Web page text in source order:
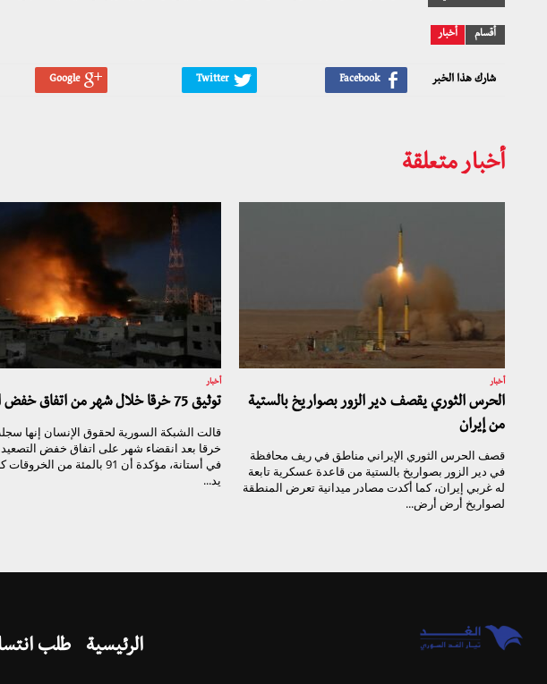
أقسام أخبار
شارك هذا الخبر
أخبار متعلقة
أخبار
الحرس الثوري يقصف دير الزور بصواريخ بالستية
من إيران
قصف الحرس الثوري الإيراني مناطق في ريف محافظة
في دير الزور بصواريخ بالستية من قاعدة عسكرية تابعة
له غربي إيران، كما أكدت مصادر ميدانية تعرض المنطقة
لصواريخ أرض أرض...
أخبار
توثيق 75 خرقا خلال شهر من اتفاق خفض التصعيد
خرقا بعد انقضاء شهر على اتفاق خفض التصعيد
في أستانة، مؤكدة أن 91 بالمئة من
يد...
الرئيسية طلب